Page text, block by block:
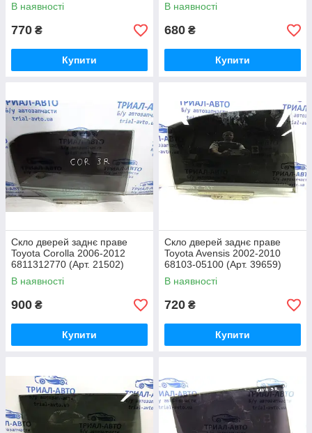
В наявності
770 ₴
Купити
В наявності
680 ₴
Купити
Скло дверей заднє праве
Toyota Corolla 2006-2012
6811312770 (Арт. 21502)
В наявності
900 ₴
Купити
Скло дверей заднє праве
Toyota Avensis 2002-2010
68103-05100 (Арт. 39659)
В наявності
720 ₴
Купити